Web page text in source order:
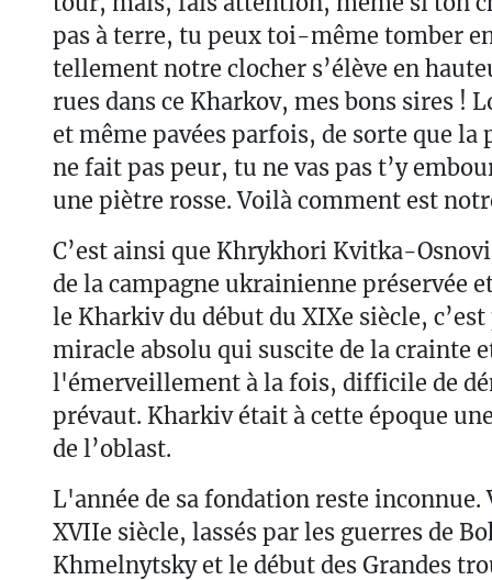
pas à terre, tu peux toi-même tomber
tellement notre clocher s’élève en
rues dans ce Kharkov, mes bons sires !
et même pavées parfois, de sorte que la
ne fait pas peur, tu ne vas pas t’y
une piètre rosse. Voilà comment est
C’est ainsi que Khrykhori Kvitka-
de la campagne ukrainienne préservée
le Kharkiv du début du XIXe siècle,
miracle absolu qui suscite de la crainte
l'émerveillement à la fois, difficile de
prévaut. Kharkiv était à cette époque
de l’oblast.
L'année de sa fondation reste
XVIIe siècle, lassés par les guerres de
Khmelnytsky et le début des Grandes